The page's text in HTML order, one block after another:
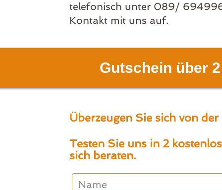
telefonisch unter 089/
Kontakt mit uns auf.
Gutschein über
Überzeugen Sie sich von
Testen Sie uns in 2
sich beraten.